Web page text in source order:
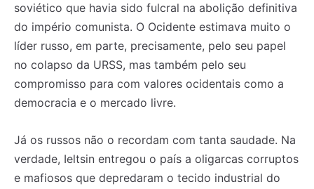
soviético que havia sido fulcral na abolição definitiva
do império comunista. O Ocidente estimava muito o
líder russo, em parte, precisamente, pelo seu papel
no colapso da URSS, mas também pelo seu
compromisso para com valores ocidentais como a
democracia e o mercado livre.
Já os russos não o recordam com tanta saudade. Na
verdade, Ieltsin entregou o país a oligarcas corruptos
e mafiosos que depredaram o tecido industrial do